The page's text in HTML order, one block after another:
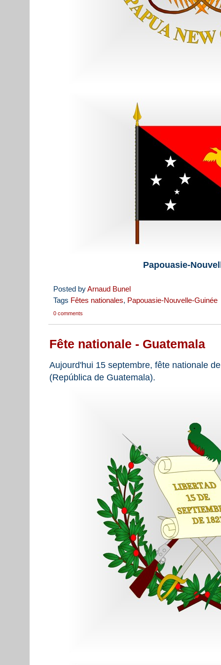
Papouasie-
Posted byArnaud Bunel
Tags Fêtes nationales, Papouasie-Nouvelle-Guinée
0 comments
Fête nationale - Guatemala
Aujourd'hui 15 septembre, fête nationale
(República de Guatemala).